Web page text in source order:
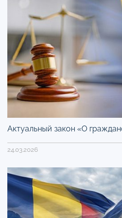
Актуальный закон «О
24.03.2026